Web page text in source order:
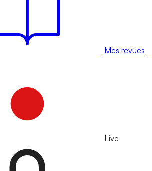
Mes revues
Live